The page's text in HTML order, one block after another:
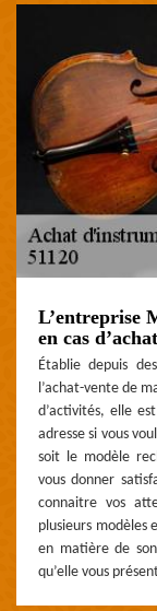
L’entreprise
en cas
Établie depuis
l’achat-vente de
d’activités, elle
adresse si vous
soit le modèle
vous donner
connaitre vos
plusieurs modèles
en matière de
qu’elle vous